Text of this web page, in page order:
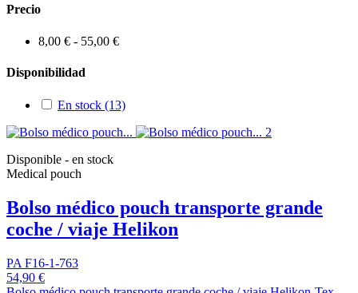
Precio
8,00 € - 55,00 €
Disponibilidad
En stock (13)
Disponible - en stock
Medical pouch
Bolso médico pouch transporte grande
coche / viaje Helikon
PA F16-1-763
54,90 €